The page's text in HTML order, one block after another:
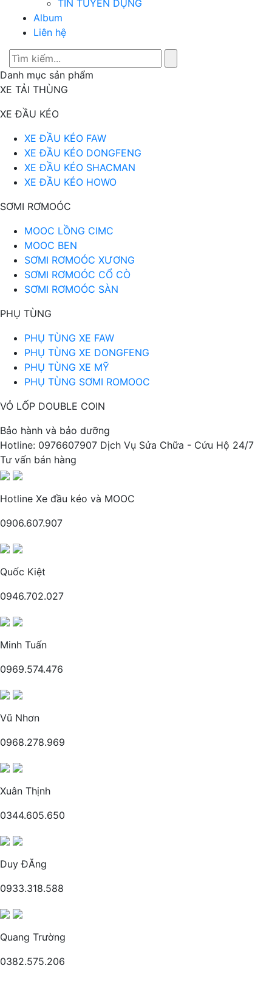
TIN TUYỂN DỤNG
Album
Liên hệ
Danh mục sản phẩm
XE TẢI THÙNG
XE ĐẦU KÉO
XE ĐẦU KÉO FAW
XE ĐẦU KÉO DONGFENG
XE ĐẦU KÉO SHACMAN
XE ĐẦU KÉO HOWO
SƠMI RƠMOÓC
MOOC LỒNG CIMC
MOOC BEN
SƠMI RƠMOÓC XƯƠNG
SƠMI RƠMOÓC CỔ CÒ
SƠMI RƠMOÓC SÀN
PHỤ TÙNG
PHỤ TÙNG XE FAW
PHỤ TÙNG XE DONGFENG
PHỤ TÙNG XE MỸ
PHỤ TÙNG SƠMI ROMOOC
VỎ LỐP DOUBLE COIN
Bảo hành và bảo dưỡng
Hotline: 0976607907 Dịch Vụ Sửa Chữa - Cứu Hộ 24/7
Tư vấn bán hàng
Hotline Xe đầu kéo và MOOC
0906.607.907
Quốc Kiệt
0946.702.027
Minh Tuấn
0969.574.476
Vũ Nhơn
0968.278.969
Xuân Thịnh
0344.605.650
Duy ĐĂng
0933.318.588
Quang Trường
0382.575.206